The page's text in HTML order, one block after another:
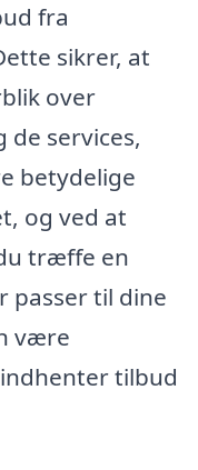
fra
sikrer, at
over
services,
betydelige
og ved at
træffe en
passer til dine
være
tilbud